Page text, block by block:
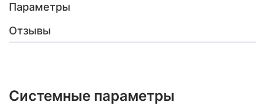
Параметры
Отзывы
Системные параметры